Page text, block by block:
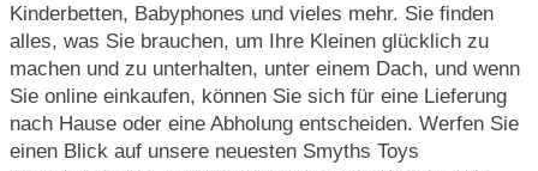
Kinderbetten, Babyphones und vieles mehr. Sie finden
alles, was Sie brauchen, um Ihre Kleinen glücklich zu
machen und zu unterhalten, unter einem Dach, und wenn
Sie online einkaufen, können Sie sich für eine Lieferung
nach Hause oder eine Abholung entscheiden. Werfen Sie
einen Blick auf unsere neuesten Smyths Toys